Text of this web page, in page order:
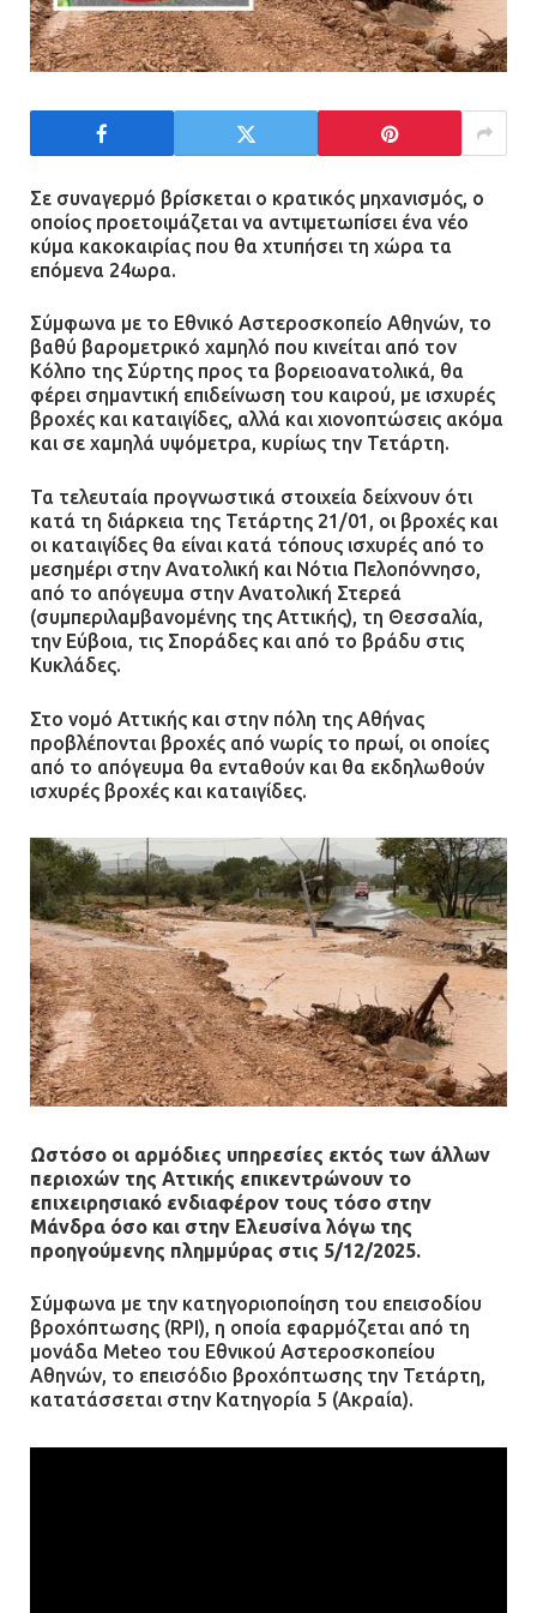
τους σοβαρά εγκαυματίες της
μεγάλης έκρηξης στο εργοστάσιο
Άργος: Στη φυλακή οι δύο
αστυνομικοί για τους
με αναπηρία
11.07.2026 | 22:59
Ένα πουλί «υπεύθυνο» για την
πρωινή διακοπή ρεύματος στη
09.07.2026 | 11:12
Φωτιά σε επιχείρηση στον
Ασπρόπυργο – Ήχησε το 112
09.07.2026 | 09:19
Δίωξη για απόπειρα
ανθρωποκτονίας στους δύο
αστυνομικούς
08.07.2026 | 22:30
Ομαδικός βιασμός 19χρονης στο
Α.Τ. Ομονοίας: Ο Εισαγγελέας
πρότεινε την αθώωση των
αστυνομικών
08.07.2026 | 16:24
Ο δήμαρχος Μάνδρας δώρισε όλους
τους μισθούς του 2025 στο Θριάσιο
για μηχάνημα καρδιολογικών
επεμβάσεων
08.07.2026 | 15:02
ΔΗΜΟΣ ΜΑΝΔΡΑΣ ΕΙΔΥΛΛΙΑΣ: Δύο
νέα πολυδύναμα οχήματα 4×4
ενισχύουν την Πολιτική Προστασία
08.07.2026 | 09:40
ρόπαλα και μαχαίρια σε δύο
Σε συναγερμό βρίσκεται ο κρατικός μηχανισμός, ο
οποίος προετοιμάζεται να αντιμετωπίσει ένα νέο
κύμα κακοκαιρίας που θα χτυπήσει τη χώρα τα
επόμενα 24ωρα.
Σύμφωνα με το Εθνικό Αστεροσκοπείο Αθηνών, το
βαθύ βαρομετρικό χαμηλό που κινείται από τον
Κόλπο της Σύρτης προς τα βορειοανατολικά, θα
φέρει σημαντική επιδείνωση του καιρού, με ισχυρές
βροχές και καταιγίδες, αλλά και χιονοπτώσεις ακόμα
και σε χαμηλά υψόμετρα, κυρίως την Τετάρτη.
Τα τελευταία προγνωστικά στοιχεία δείχνουν ότι
κατά τη διάρκεια της Τετάρτης 21/01, οι βροχές και
οι καταιγίδες θα είναι κατά τόπους ισχυρές από το
μεσημέρι στην Ανατολική και Νότια Πελοπόννησο,
από το απόγευμα στην Ανατολική Στερεά
(συμπεριλαμβανομένης της Αττικής), τη Θεσσαλία,
την Εύβοια, τις Σποράδες και από το βράδυ στις
Κυκλάδες.
Στο νομό Αττικής και στην πόλη της Αθήνας
προβλέπονται βροχές από νωρίς το πρωί, οι οποίες
από το απόγευμα θα ενταθούν και θα εκδηλωθούν
ισχυρές βροχές και καταιγίδες.
Ωστόσο οι αρμόδιες υπηρεσίες εκτός των άλλων
περιοχών της Αττικής επικεντρώνουν το
επιχειρησιακό ενδιαφέρον τους τόσο στην
Μάνδρα όσο και στην Ελευσίνα λόγω της
προηγούμενης πλημμύρας στις 5/12/2025.
Σύμφωνα με την κατηγοριοποίηση του επεισοδίου
βροχόπτωσης (RPI), η οποία εφαρμόζεται από τη
μονάδα Meteo του Εθνικού Αστεροσκοπείου
Αθηνών, το επεισόδιο βροχόπτωσης την Τετάρτη,
κατατάσσεται στην Κατηγορία 5 (Ακραία).